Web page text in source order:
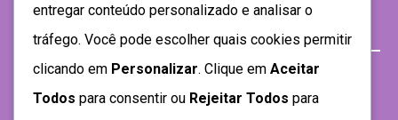
entregar conteúdo personalizado e analisar o
tráfego. Você pode escolher quais cookies permitir
clicando em Personalizar. Clique em Aceitar
Todos para consentir ou Rejeitar Todos para